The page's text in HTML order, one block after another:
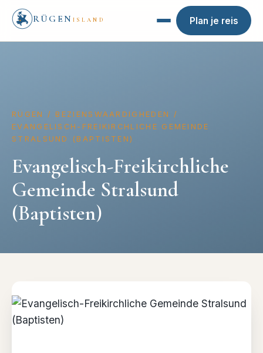
RÜGEN ISLAND Plan je reis
RÜGEN / BEZIENSWAARDIGHEDEN
/
EVANGELISCH-FREIKIRCHLICHE GEMEINDE
STRALSUND (BAPTISTEN)
Evangelisch-Freikirchliche
Gemeinde Stralsund
(Baptisten)